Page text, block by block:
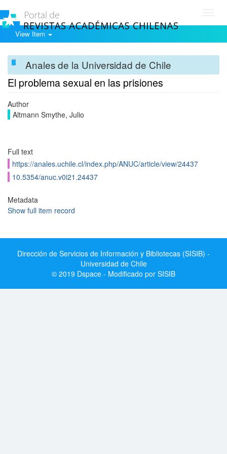
View Item
Anales de la Universidad de Chile
El problema sexual en las prisiones
Author
Altmann Smythe, Julio
Full text
https://anales.uchile.cl/index.php/ANUC/article/view/24437
10.5354/anuc.v0i21.24437
Metadata
Show full item record
Dirección de Servicios de Información y Bibliotecas (SISIB) -
Universidad de Chile
© 2019 Dspace - Modificado por SISIB